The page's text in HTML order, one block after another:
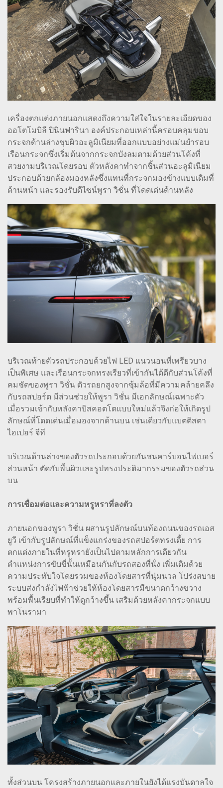
เครื่องตกแต่งภายนอกแสดงถึงความใส่ใจในรายละเอียดของ
ออโตโมบิลี ปินินฟารินา องค์ประกอบเหล่านี้ครอบคลุมขอบ
กระจกด้านล่างชุบผิวอะลูมิเนียมที่ออกแบบอย่างแม่นยำรอบ
เรือนกระจกซึ่งเริ่มต้นจากกระจกบังลมตามด้วยส่วนโค้งที่
สวยงามบริเวณโดยรอบ ตัวหลังคาทำจากชิ้นส่วนอะลูมิเนียม
ประกอบด้วยกล้องมองหลังซึ่งแทนที่กระจกมองข้างแบบเดิมที่
ด้านหน้า และรองรับดีไซน์พูรา วิชั่น ที่โดดเด่นด้านหลัง
บริเวณท้ายตัวรถประกอบด้วยไฟ LED แนวนอนที่เพรียวบาง
เป็นพิเศษ และเรือนกระจกทรงเรียวที่เข้ากันได้ดีกับส่วนโค้งที่
คมชัดของพูรา วิชั่น ตัวรถยกสูงจากซุ้มล้อที่มีความคล้ายคลึง
กับรถสปอร์ต มีส่วนช่วยให้พูรา วิชั่น มีเอกลักษณ์เฉพาะตัว
เมื่อรวมเข้ากับหลังคาบิสคอตโตแบบใหม่แล้วจึงก่อให้เกิดรูป
ลักษณ์ที่โดดเด่นเมื่อมองจากด้านบน เช่นเดียวกับแบตติสตา
ไฮเปอร์ จีที
บริเวณด้านล่างของตัวรถประกอบด้วยกันชนคาร์บอนไฟเบอร์
ส่วนหน้า ตัดกับพื้นผิวและรูปทรงประติมากรรมของตัวรถส่วน
บน
การเชื่อมต่อและความหรูหราที่ลงตัว
ภายนอกของพูรา วิชั่น ผสานรูปลักษณ์บนท้องถนนของรถเอส
ยูวี เข้ากับรูปลักษณ์ที่แข็งแกร่งของรถสปอร์ตทรงเตี้ย การ
ตกแต่งภายในที่หรูหรายังเป็นไปตามหลักการเดียวกัน
ตำแหน่งการขับขี่นั้นเหมือนกันกับรถสองที่นั่ง เพิ่มเติมด้วย
ความประทับใจโดยรวมของห้องโดยสารที่นุ่มนวล โปร่งสบาย
ระบบส่งกำลังไฟฟ้าช่วยให้ห้องโดยสารมีขนาดกว้างขวาง
พร้อมพื้นเรียบที่ทำให้ดูกว้างขึ้น เสริมด้วยหลังคากระจกแบบ
พาโนรามา
ทั้งส่วนบน โครงสร้างภายนอกและภายในยังได้แรงบันดาลใจ